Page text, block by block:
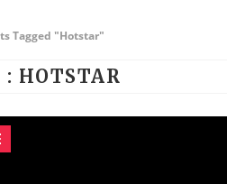
Tagged "Hotstar"
: HOTSTAR